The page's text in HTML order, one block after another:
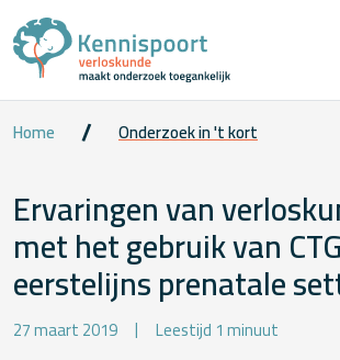
Home Onderzoek in 't kort
Ervaringen van
met het gebruik van
eerstelijns prenatale
27 maart 2019 Leestijd 1 minuut